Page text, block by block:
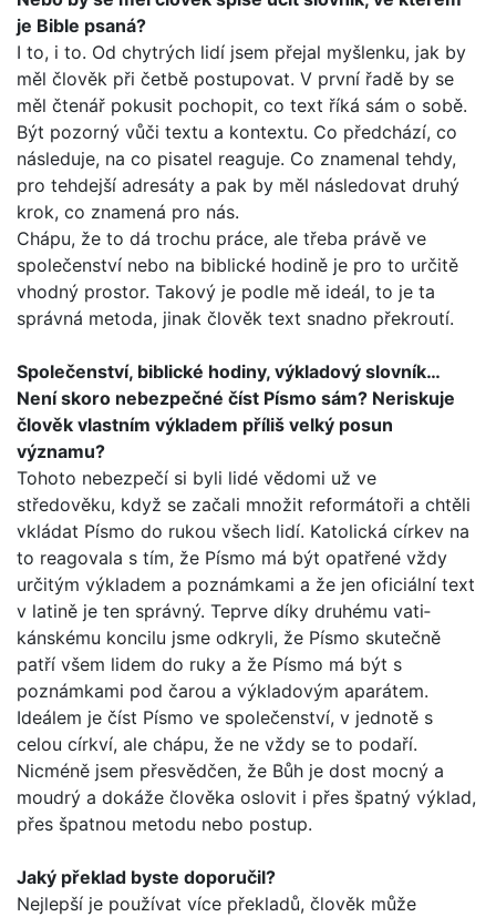
je Bible psaná?
I to, i to. Od chytrých lidí jsem přejal myšlenku, jak by
měl člo­věk při četbě postupovat. V první řadě by se
měl čtenář poku­sit pochopit, co text říká sám o sobě.
Být pozorný vůči textu a kontextu. Co předchází, co
následuje, na co pisatel reaguje. Co znamenal tehdy,
pro tehdejší adresáty a pak by měl násle­dovat druhý
krok, co znamená pro nás.
Chápu, že to dá trochu práce, ale třeba právě ve
společenství nebo na biblické hodině je pro to určitě
vhodný prostor. Takový je podle mě ideál, to je ta
správná metoda, jinak člověk text snadno překroutí.
Společenství, biblické hodiny, výkladový slovník…
Není sko­ro nebezpečné číst Písmo sám? Neriskuje
člověk vlastním výkladem příliš velký posun
významu?
Tohoto nebezpečí si byli lidé vědomi už ve
středověku, když se začali množit reformátoři a chtěli
vkládat Písmo do rukou všech lidí. Katolická církev na
to reagovala s tím, že Písmo má být opatřené vždy
určitým výkladem a poznámkami a že jen oficiální text
v latině je ten správný. Teprve díky druhému vati­
kánskému koncilu jsme odkryli, že Písmo skutečně
patří všem lidem do ruky a že Písmo má být s
poznámkami pod čarou a výkladovým aparátem.
Ideálem je číst Písmo ve společenství, v jednotě s
celou církví, ale chápu, že ne vždy se to podaří.
Nicméně jsem přesvědčen, že Bůh je dost mocný a
moudrý a dokáže člověka oslovit i přes špatný výklad,
přes špatnou metodu nebo postup.
Jaký překlad byste doporučil?
Nejlepší je používat více překladů, člověk může